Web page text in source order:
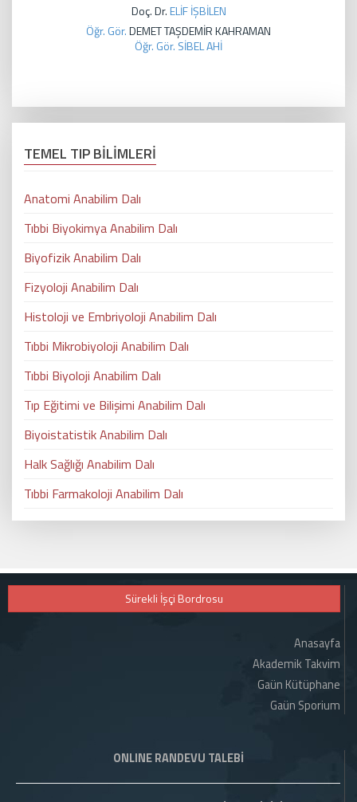
Doç. Dr.ELİF İŞBİLEN
Öğr. Gör.DEMET TAŞDEMİR KAHRAMAN
Öğr. Gör. SİBEL AHİ
TEMEL TIP BİLİMLERİ
Anatomi Anabilim Dalı
Tıbbi Biyokimya Anabilim Dalı
Biyofizik Anabilim Dalı
Fizyoloji Anabilim Dalı
Histoloji ve Embriyoloji Anabilim Dalı
Tıbbi Mikrobiyoloji Anabilim Dalı
Tıbbi Biyoloji Anabilim Dalı
Tıp Eğitimi ve Bilişimi Anabilim Dalı
Biyoistatistik Anabilim Dalı
Halk Sağlığı Anabilim Dalı
Tıbbi Farmakoloji Anabilim Dalı
Sürekli İşçi Bordrosu
Anasayfa
Akademik Takvim
Gaün Kütüphane
Gaün Sporium
ONLINE RANDEVU TALEBİ